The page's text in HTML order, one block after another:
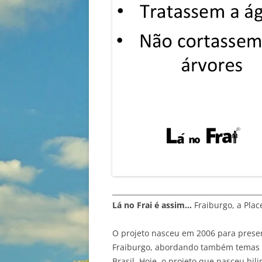
Lá no Frai é assim… Fraiburgo, a
O projeto nasceu em 2006 para
Fraiburgo, abordando também